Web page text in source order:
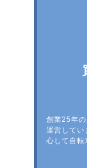
創業25年
運営してい
心して自転